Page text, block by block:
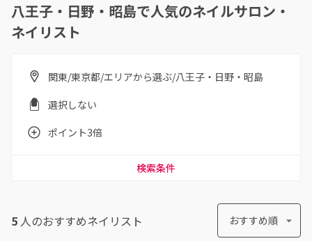
八王子・日野・昭島で人気のネイルサロン・
ネイリスト
関東/東京都/エリアから選ぶ/八王子・日野・昭島
選択しない
ポイント3倍
検索条件
5 人のおすすめネイリスト おすすめ順